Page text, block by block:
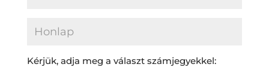
Kérjük, adja meg a választ számjegyekkel: